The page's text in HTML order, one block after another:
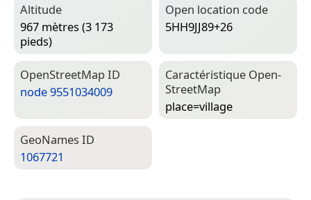
Altitude
967 mètres (3 173
pieds)
Open location code
5HH9JJ89+26
Open­Street­Map ID
node 9551034009
Caractéristique Open­
Street­Map
place=­village
Geo­Names ID
1067721